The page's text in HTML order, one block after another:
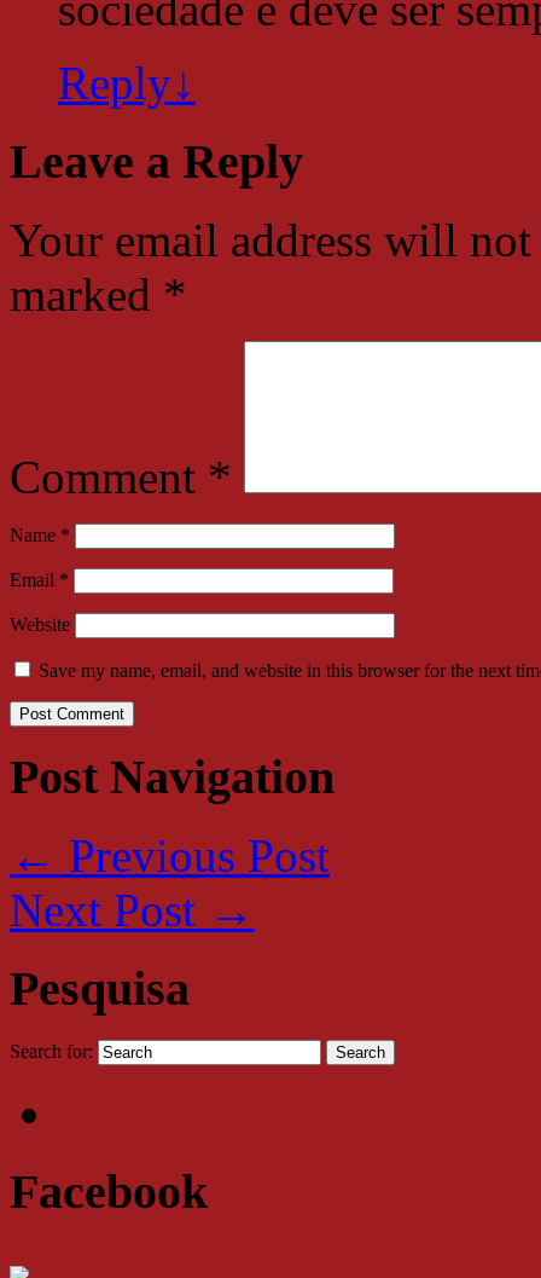
Reply↓
Leave a Reply
Your email address will
marked *
Comment *
Name *
Email *
Website
Save my name, email, and website in this browser for the next
Post Navigation
← Previous Post
Next Post →
Pesquisa
Search for:
Facebook